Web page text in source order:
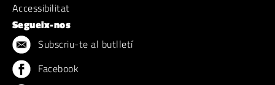
Accessibilitat
Segueix-nos
Subscriu-te al butlletí
Facebook